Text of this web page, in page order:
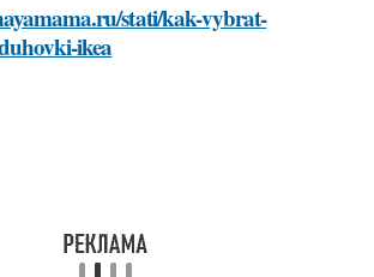
stati/kak-vybrat-
ikea